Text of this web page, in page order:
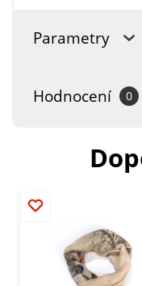
Parametry
Hodnocení 0